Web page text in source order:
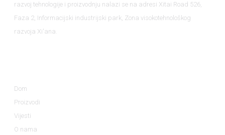
razvoj tehnologije i proizvodnju nalazi se na adresi Xitai Road 526,
Faza 2, Informacijski industrijski park, Zona visokotehnološkog
razvoja Xi'ana.
Dom
Proizvodi
Vijesti
O nama